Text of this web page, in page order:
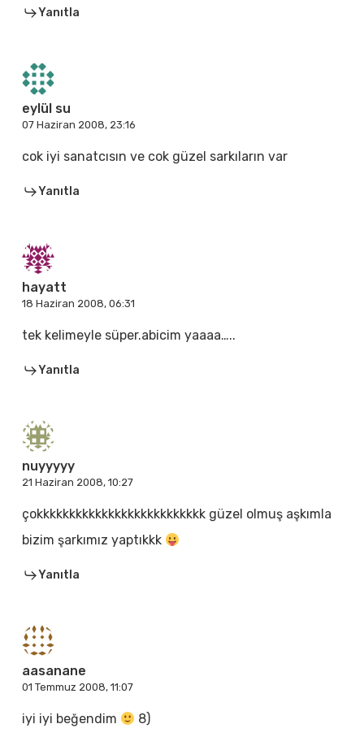
Yanıtla
eylül su
07 Haziran 2008, 23:16
cok iyi sanatcısın ve cok güzel sarkıların var
Yanıtla
hayatt
18 Haziran 2008, 06:31
tek kelimeyle süper.abicim yaaaa…..
Yanıtla
nuyyyyy
21 Haziran 2008, 10:27
çokkkkkkkkkkkkkkkkkkkkkkkkkk güzel olmuş aşkımla
bizim şarkımız yaptıkkk
Yanıtla
aasanane
01 Temmuz 2008, 11:07
iyi iyi beğendim 8)